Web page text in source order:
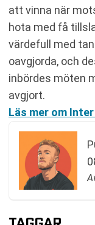
att vinna när
hota med få
värdefull med
oavgjorda, och
inbördes möten
avgjort.
Läs mer om